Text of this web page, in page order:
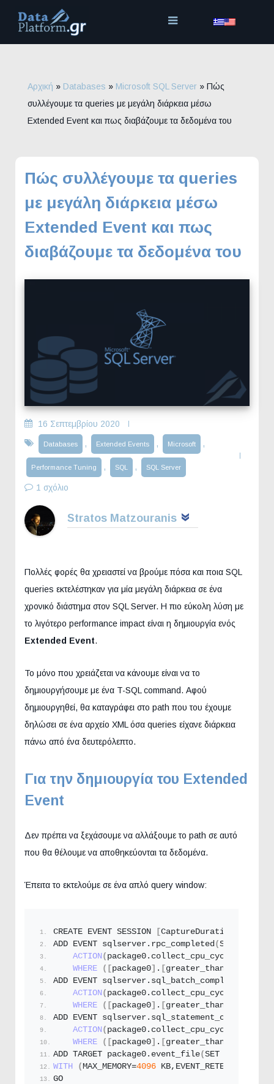
περιεχόμενο
Αρχική » Databases » Microsoft SQL Server » Πώς
συλλέγουμε τα queries με μεγάλη διάρκεια μέσω
Extended Event και πως διαβάζουμε τα δεδομένα του
Πώς συλλέγουμε τα queries
με μεγάλη διάρκεια μέσω
Extended Event και πως
διαβάζουμε τα δεδομένα του
16 Σεπτεμβρίου 2020
Databases , Extended Events , Microsoft ,
Performance Tuning , SQL , SQL Server
1 σχόλιο
Stratos Matzouranis
Πολλές φορές θα χρειαστεί να βρούμε πόσα και ποια SQL
queries εκτελέστηκαν για μία μεγάλη διάρκεια σε ένα
χρονικό διάστημα στον SQL Server. Η πιο εύκολη λύση με
το λιγότερο performance impact είναι η δημιουργία ενός
Extended Event.
Το μόνο που χρειάζεται να κάνουμε είναι να το
δημιουργήσουμε με ένα T-SQL command. Αφού
δημιουργηθεί, θα καταγράφει στο path που του έχουμε
δηλώσει σε ένα αρχείο XML όσα queries είχανε διάρκεια
πάνω από ένα δευτερόλεπτο.
Για την δημιουργία του Extended
Event
Δεν πρέπει να ξεχάσουμε να αλλάξουμε το path σε αυτό
που θα θέλουμε να αποθηκεύονται τα δεδομένα.
Έπειτα το εκτελούμε σε ένα απλό query window:
CREATE EVENT SESSION [CaptureDuration
ADD EVENT sqlserver. rpc_completed (SET
ACTION ( package0. collect_cpu_cycle_time
WHERE
([ package0] . [
ADD EVENT sqlserver. sql_batch_completed
ACTION ( package0. collect_cpu_cycle_time
WHERE
([ package0] . [
ADD EVENT sqlserver. sql_statement_completed
ACTION ( package0. collect_cpu_cycle_time
WHERE
([ package0] . [
ADD TARGET package0. event_file(SET filename=N
WITH
( MAX_MEMORY=4096
GO